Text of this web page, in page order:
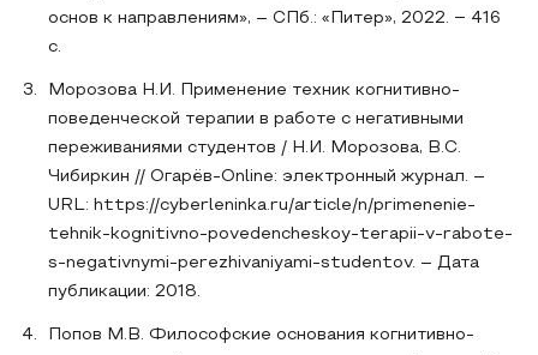
основ к направлениям», – СПб.: «Питер», 2022. ‒ 416
с.
Морозова Н.И. Применение техник когнитивно-
поведенческой терапии в работе с негативными
переживаниями студентов / Н.И. Морозова, В.С.
Чибиркин // Огарёв-Online: электронный журнал. –
URL: https://cyberleninka.ru/article/n/primenenie-
tehnik-kognitivno-povedencheskoy-terapii-v-rabote-
s-negativnymi-perezhivaniyami-studentov. – Дата
публикации: 2018.
Попов М.В. Философские основания когнитивно-